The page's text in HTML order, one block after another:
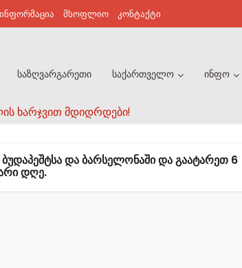
მსოფლიო კონტაქტი
ხარჯვით მდიდრდები!
საზღვარგარეთი საქართველო ინფო
ᲓᲐ ᲑᲐᲠᲡᲔᲚᲝᲜᲐᲨᲘ ᲓᲐ ᲒᲐᲐᲢᲐᲠᲔᲗ 6
ᲓᲦᲔ.